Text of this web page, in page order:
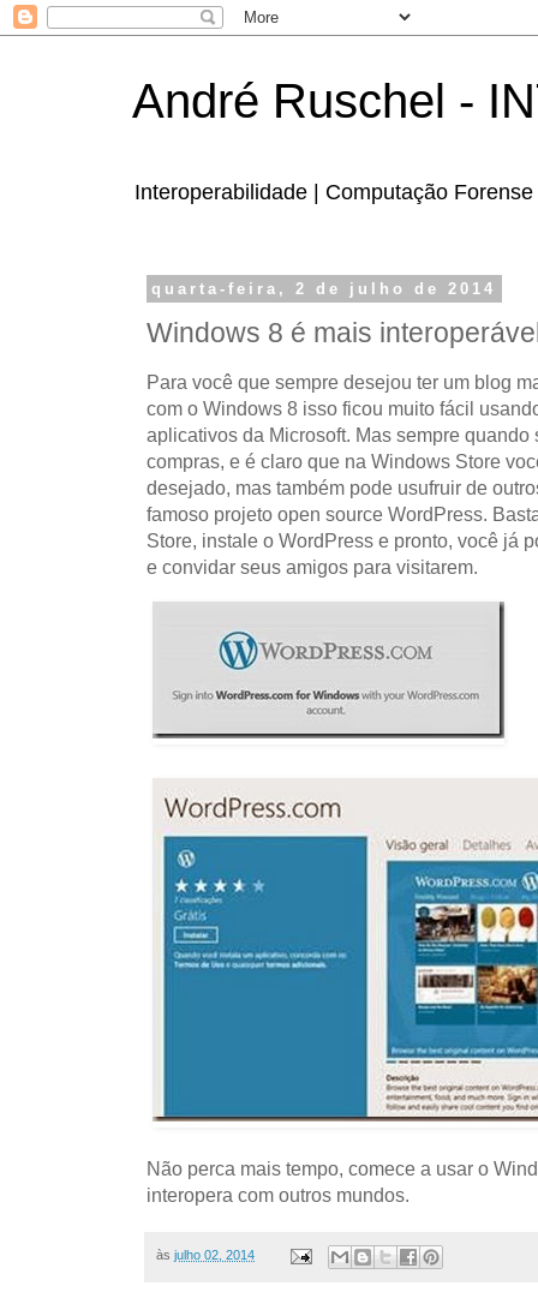
André Ruschel -
Interoperabilidade | Computação
quarta-feira, 2 de julho de 2014
Windows 8 é mais
Para você que sempre desejou ter um blog
com o Windows 8 isso ficou muito fácil
aplicativos da Microsoft. Mas sempre
compras, e é claro que na Windows Store
desejado, mas também pode usufruir de
famoso projeto open source WordPress.
Store, instale o WordPress e pronto, você já
e convidar seus amigos para visitarem.
Não perca mais tempo, comece a usar o
interopera com outros mundos.
às julho 02, 2014